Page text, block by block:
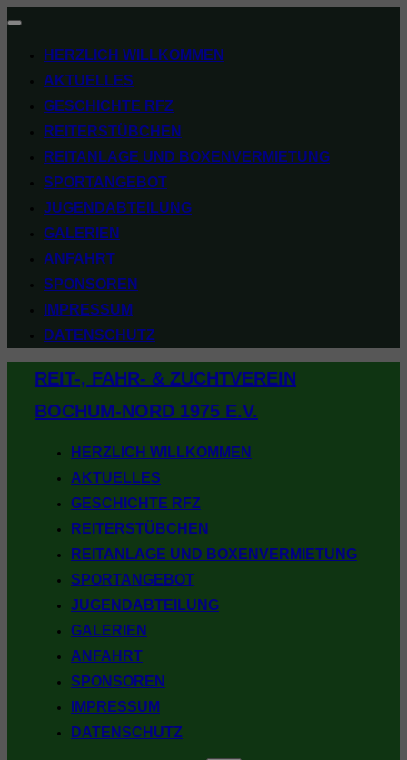
Navigation
HERZLICH WILLKOMMEN
AKTUELLES
GESCHICHTE RFZ
REITERSTÜBCHEN
REITANLAGE UND BOXENVERMIETUNG
SPORTANGEBOT
JUGENDABTEILUNG
GALERIEN
ANFAHRT
SPONSOREN
IMPRESSUM
DATENSCHUTZ
springen
REIT-, FAHR- & ZUCHTVEREIN
BOCHUM-NORD 1975 E.V.
HERZLICH WILLKOMMEN
AKTUELLES
GESCHICHTE RFZ
REITERSTÜBCHEN
REITANLAGE UND BOXENVERMIETUNG
SPORTANGEBOT
JUGENDABTEILUNG
GALERIEN
ANFAHRT
SPONSOREN
IMPRESSUM
DATENSCHUTZ